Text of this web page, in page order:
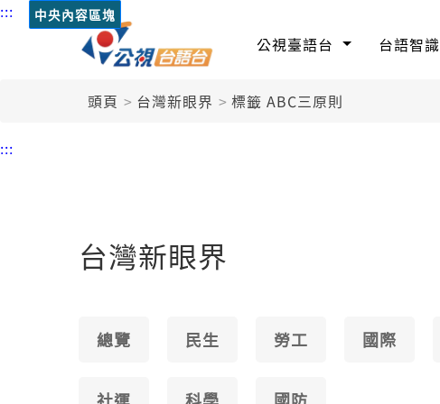
::: 中央內容區塊
公視臺語台 台語智識
頭頁 台灣新眼界 標籤 ABC三原則
:::
台灣新眼界
總覽 民生 勞工 國際